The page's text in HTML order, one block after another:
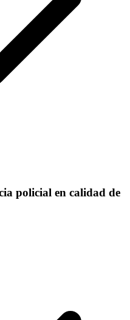
policial en calidad de